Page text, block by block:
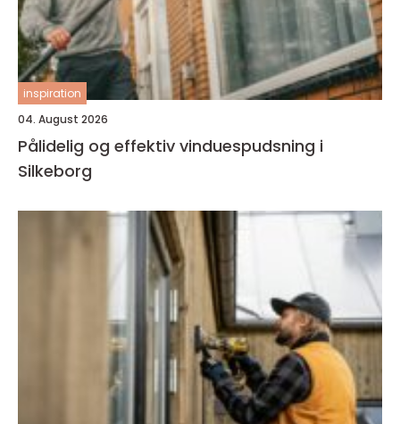
inspiration
04. August 2026
Pålidelig og effektiv vinduespudsning i
Silkeborg